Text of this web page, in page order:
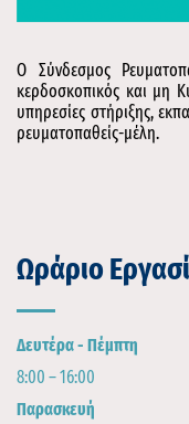
Ο Σύνδεσμος
κερδοσκοπικός και μη
υπηρεσίες στήριξης,
ρευματοπαθείς-μέλη.
Ωράριο
Δευτέρα - Πέμπτη
8:00 – 16:00
Παρασκευή